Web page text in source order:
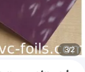
2
/
3